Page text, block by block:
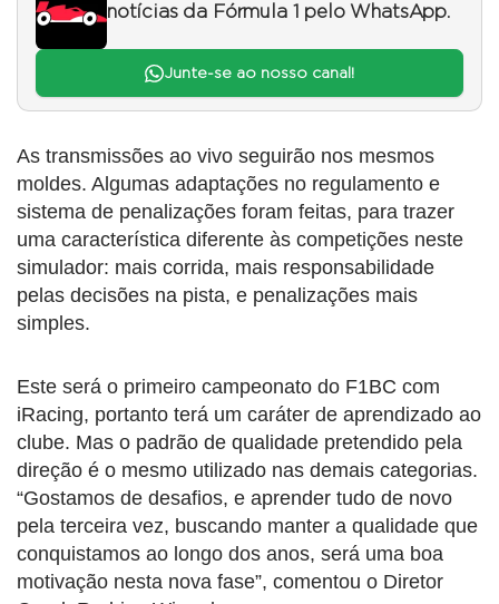
notícias da Fórmula 1 pelo WhatsApp.
Junte-se ao nosso canal!
As transmissões ao vivo seguirão nos mesmos
moldes. Algumas adaptações no regulamento e
sistema de penalizações foram feitas, para trazer
uma característica diferente às competições neste
simulador: mais corrida, mais responsabilidade
pelas decisões na pista, e penalizações mais
simples.
Este será o primeiro campeonato do F1BC com
iRacing, portanto terá um caráter de aprendizado ao
clube. Mas o padrão de qualidade pretendido pela
direção é o mesmo utilizado nas demais categorias.
“Gostamos de desafios, e aprender tudo de novo
pela terceira vez, buscando manter a qualidade que
conquistamos ao longo dos anos, será uma boa
motivação nesta nova fase”, comentou o Diretor